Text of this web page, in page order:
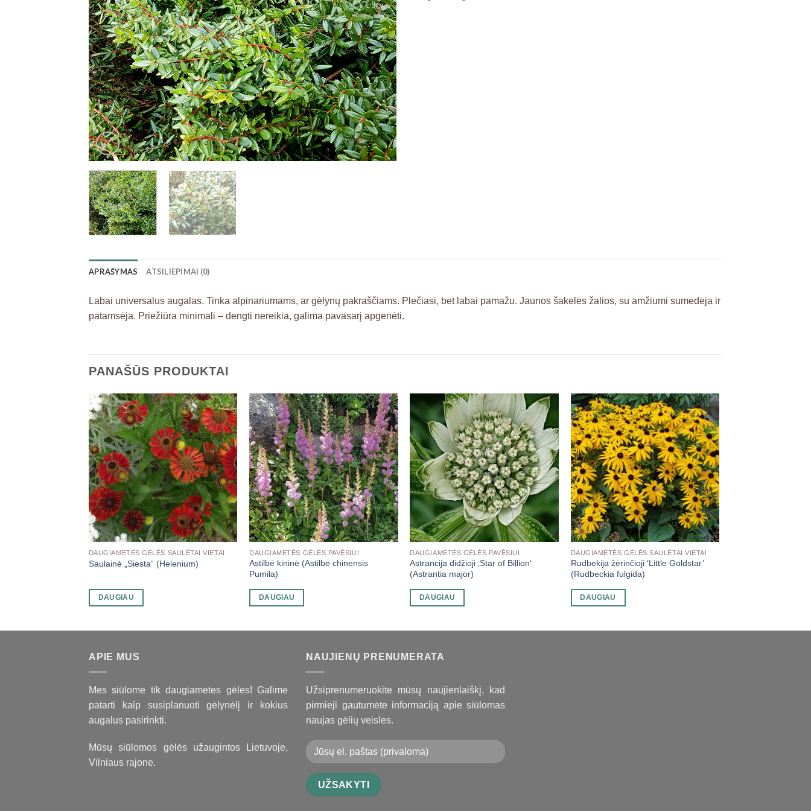
APRAŠYMAS ATSILIEPIMAI (0)
Labai universalus augalas. Tinka alpinariumams, ar gėlynų pakraščiams. Plečiasi, bet labai pamažu. Jaunos šakelės žalios, su amžiumi sumedėja ir
patamsėja. Priežiūra minimali – dengti nereikia, galima pavasarį apgenėti.
PANAŠŪS PRODUKTAI
DAUGIAMETĖS GĖLĖS SAULĖTAI VIETAI
Saulainė „Siesta“ (Helenium)
DAUGIAU
DAUGIAMETĖS GĖLĖS PAVĖSIUI
Astilbė kininė (Astilbe chinensis
Pumila)
DAUGIAU
DAUGIAMETĖS GĖLĖS PAVĖSIUI
Astrancija didžioji ‚Star of Billion‘
(Astrantia major)
DAUGIAU
DAUGIAMETĖS GĖLĖS SAULĖTAI VIETAI
Rudbekija žėrinčioji ‘Little Goldstar’
(Rudbeckia fulgida)
DAUGIAU
APIE MUS
Mes siūlome tik daugiametes gėles! Galime
patarti kaip susiplanuoti gėlynėlį ir kokius
augalus pasirinkti.
Mūsų siūlomos gėlės užaugintos Lietuvoje,
Vilniaus rajone.
NAUJIENŲ PRENUMERATA
Užsiprenumeruokite mūsų naujienlaiškį, kad
pirmieji gautumėte informaciją apie siūlomas
naujas gėlių veisles.